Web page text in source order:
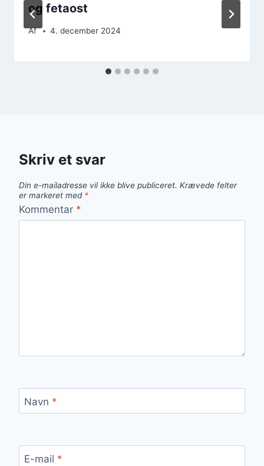
og fetaost
Af 4. december 2024
Skriv et svar
Din e-mailadresse vil ikke blive publiceret. Krævede felter
er markeret med *
Kommentar *
Navn *
E-mail *